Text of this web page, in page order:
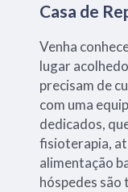
Casa de
Venha
lugar
precisam de
com uma
dedicados,
fisioterapia,
alimentação
hóspedes